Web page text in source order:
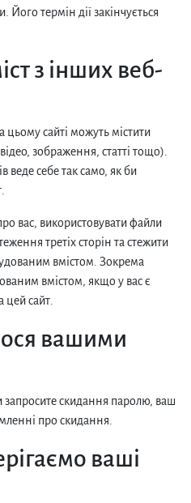
Його термін дії закінчується
з інших веб-
цьому сайті можуть містити
зображення, статті тощо).
веде себе так само, як би
вас, використовувати файли
третіх сторін та стежити
вмістом. Зокрема
вмістом, якщо у вас є
цей сайт.
вашими
скидання паролю, ваш
про скидання.
ваші